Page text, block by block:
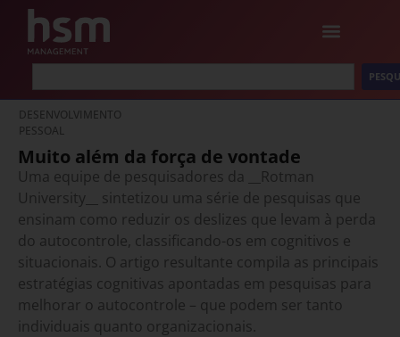
DESENVOLVIMENTO
PESSOAL
Muito além da força de vontade
Uma equipe de pesquisadores da __Rotman
University__ sintetizou uma série de pesquisas que
ensinam como reduzir os deslizes que levam à perda
do autocontrole, classificando-os em cognitivos e
situacionais. O artigo resultante compila as principais
estratégias cognitivas apontadas em pesquisas para
melhorar o autocontrole – que podem ser tanto
individuais quanto organizacionais.